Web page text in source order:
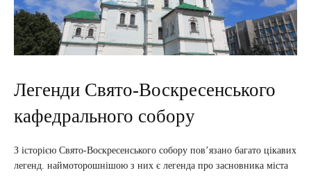
Легенди Свято-Воскресенського
кафедрального собору
З історією Свято-Воскресенського собору пов’язано багато цікавих
легенд. наймоторошнішою з них є легенда про засновника міста